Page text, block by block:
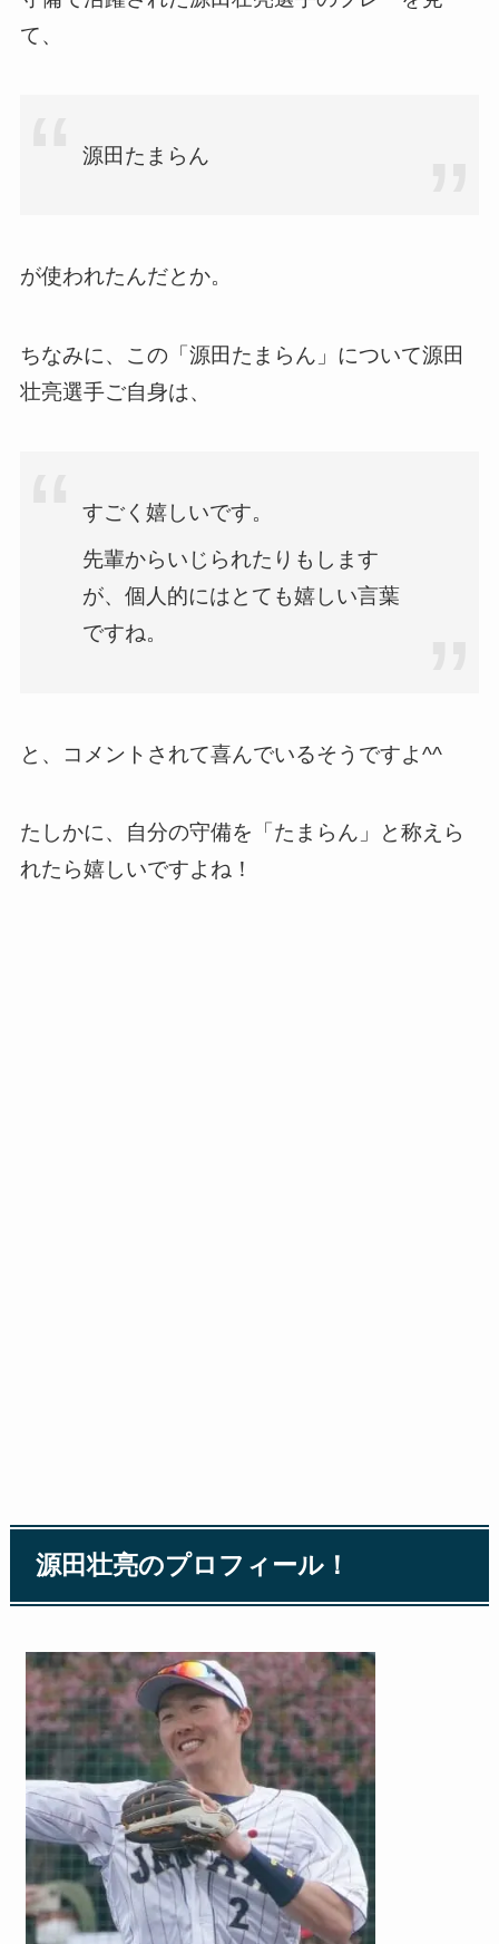
て、
源田たまらん
が使われたんだとか。
ちなみに、この「源田たまらん」について源田
壮亮選手ご自身は、
すごく嬉しいです。
先輩からいじられたりもします
が、個人的にはとても嬉しい言葉
ですね。
と、コメントされて喜んでいるそうですよ^^
たしかに、自分の守備を「たまらん」と称えら
れたら嬉しいですよね！
源田壮亮のプロフィール！